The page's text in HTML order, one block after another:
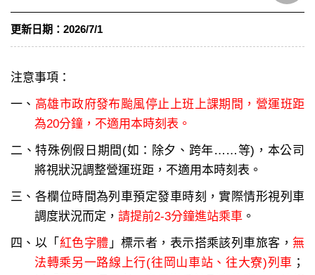
更新日期： 2026/7/1
注意事項：
一、 高雄市政府發布颱風停止上班上課期間，營運班距
為20分鐘，不適用本時刻表。
二、特殊例假日期間(如：除夕、跨年……等)，本公司
將視狀況調整營運班距，不適用本時刻表。
三、各欄位時間為列車預定發車時刻，實際情形視列車
調度狀況而定， 請提前2-3分鐘進站乘車 。
四、以「 紅色字體 」標示者，表示搭乘該列車旅客，無
法轉乘另一路線上行(往岡山車站、往大寮)列車 ；